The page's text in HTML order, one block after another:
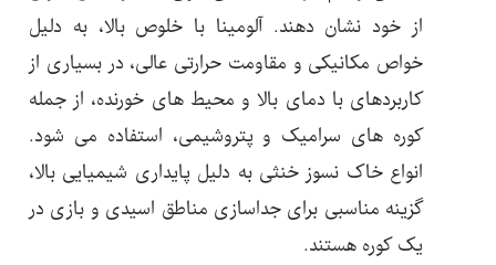
از خود نشان دهند. آلومینا با خلوص بالا، به دلیل
خواص مکانیکی و مقاومت حرارتی عالی، در بسیاری از
کاربردهای با دمای بالا و محیط های خورنده، از جمله
کوره های سرامیک و پتروشیمی، استفاده می شود.
انواع خاک نسوز خنثی به دلیل پایداری شیمیایی بالا،
گزینه مناسبی برای جداسازی مناطق اسیدی و بازی در
یک کوره هستند.